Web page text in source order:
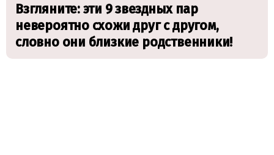
Взгляните: эти 9 звездных пар
невероятно схожи друг с другом,
словно они близкие родственники!